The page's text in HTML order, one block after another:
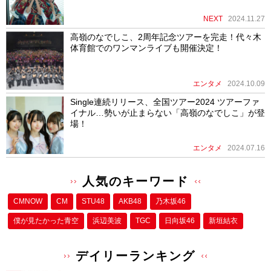
NEXT 2024.11.27
高嶺のなでしこ、2周年記念ツアーを完走！代々木
体育館でのワンマンライブも開催決定！
エンタメ 2024.10.09
Single連続リリース、全国ツアー2024 ツアーファ
イナル…勢いが止まらない「高嶺のなでしこ」が登
場！
エンタメ 2024.07.16
人気のキーワード
CMNOW CM STU48 AKB48 乃木坂46
僕が⾒たかった⻘空 浜辺美波 TGC 日向坂46 新垣結衣
デイリーランキング